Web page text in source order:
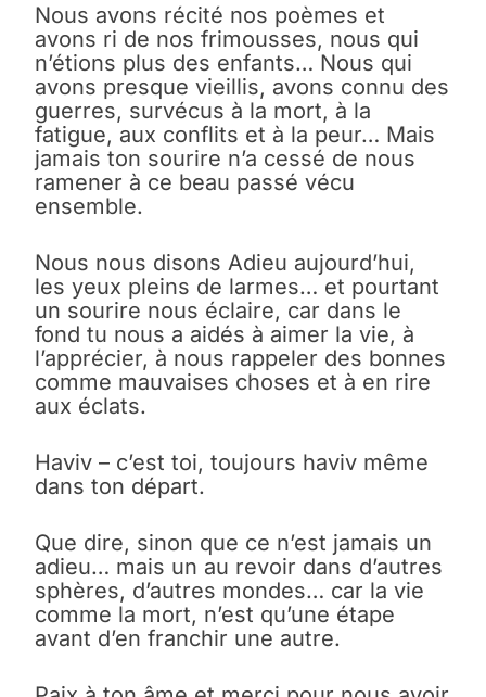
Nous avons récité nos poèmes et
avons ri de nos frimousses, nous qui
n’étions plus des enfants… Nous qui
avons presque vieillis, avons connu des
guerres, survécus à la mort, à la
fatigue, aux conflits et à la peur… Mais
jamais ton sourire n’a cessé de nous
ramener à ce beau passé vécu
ensemble.
Nous nous disons Adieu aujourd’hui,
les yeux pleins de larmes… et pourtant
un sourire nous éclaire, car dans le
fond tu nous a aidés à aimer la vie, à
l’apprécier, à nous rappeler des bonnes
comme mauvaises choses et à en rire
aux éclats.
Haviv – c’est toi, toujours haviv même
dans ton départ.
Que dire, sinon que ce n’est jamais un
adieu… mais un au revoir dans d’autres
sphères, d’autres mondes… car la vie
comme la mort, n’est qu’une étape
avant d’en franchir une autre.